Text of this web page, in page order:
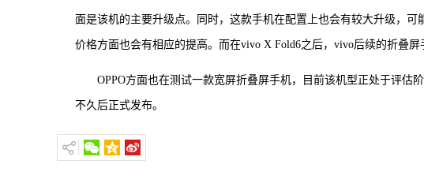
面是该机的主要升级点。同时，这款手机在配置上也会有较大升级，
价格方面也会有相应的提高。而在vivo X Fold6之后，vivo后续的折叠屏
OPPO方面也在测试一款宽屏折叠屏手机，目前该机型正处于评估
不久后正式发布。